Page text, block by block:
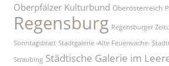
Oberpfälzer Kulturbund Oberösterreich
Regensburg Regensburger
Sonntagsblatt Stadtgalerie ›Alte Feuerwache‹
Straubing Städtische Galerie im